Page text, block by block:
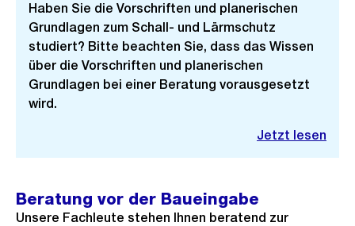
Haben Sie die Vorschriften und planerischen
Grundlagen zum Schall- und Lärmschutz
studiert? Bitte beachten Sie, dass das Wissen
über die Vorschriften und planerischen
Grundlagen bei einer Beratung vorausgesetzt
wird.
Jetzt lesen
Beratung vor der Baueingabe
Unsere Fachleute stehen Ihnen beratend zur